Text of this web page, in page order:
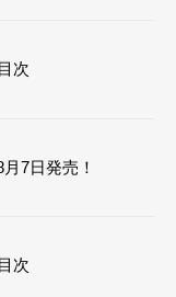
次
7日発売！
次